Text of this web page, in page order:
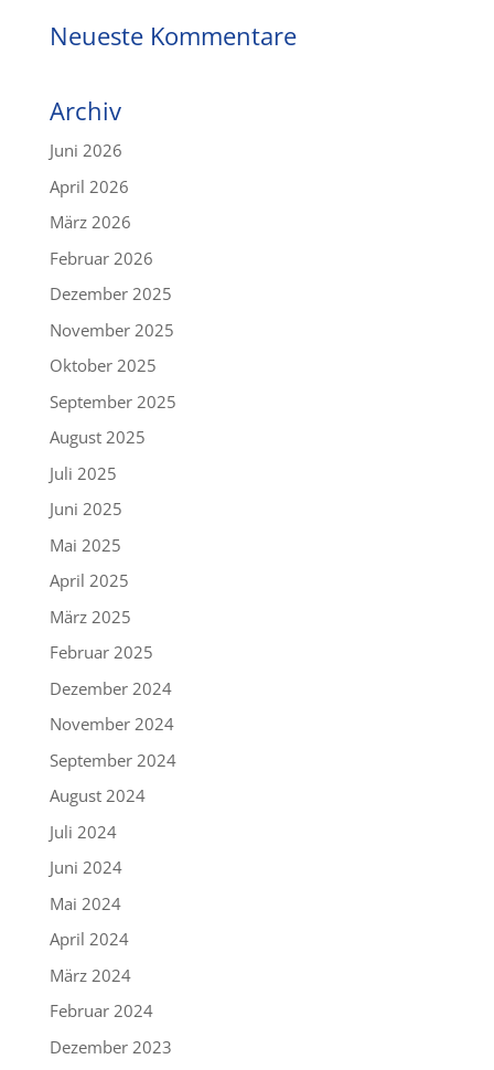
Neueste Kommentare
Archiv
Juni 2026
April 2026
März 2026
Februar 2026
Dezember 2025
November 2025
Oktober 2025
September 2025
August 2025
Juli 2025
Juni 2025
Mai 2025
April 2025
März 2025
Februar 2025
Dezember 2024
November 2024
September 2024
August 2024
Juli 2024
Juni 2024
Mai 2024
April 2024
März 2024
Februar 2024
Dezember 2023